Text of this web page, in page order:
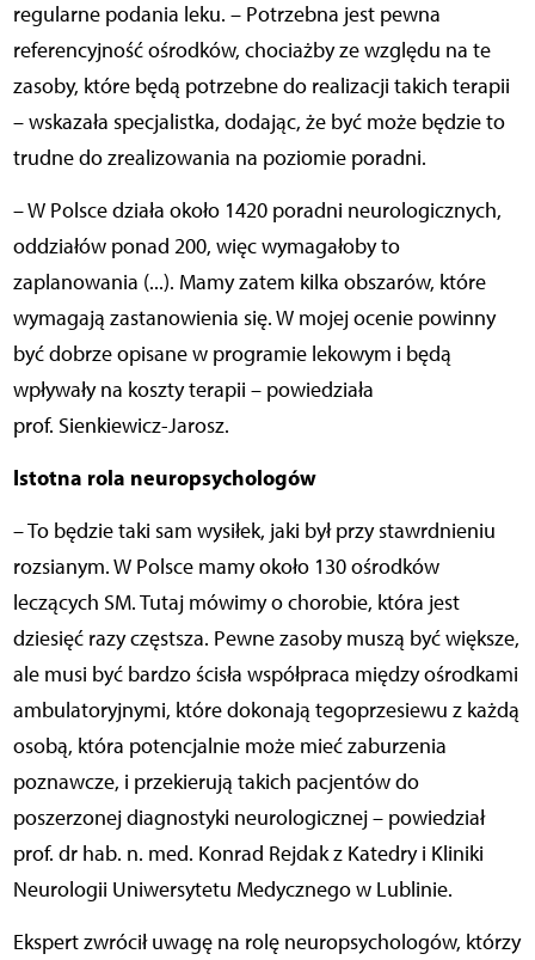
regularne podania leku. – Potrzebna jest pewna
referencyjność ośrodków, chociażby ze względu na te
zasoby, które będą potrzebne do realizacji takich terapii
– wskazała specjalistka, dodając, że być może będzie to
trudne do zrealizowania na poziomie poradni.
– W Polsce działa około 1420 poradni neurologicznych,
oddziałów ponad 200, więc wymagałoby to
zaplanowania (...). Mamy zatem kilka obszarów, które
wymagają zastanowienia się. W mojej ocenie powinny
być dobrze opisane w programie lekowym i będą
wpływały na koszty terapii – powiedziała
prof. Sienkiewicz-Jarosz.
Istotna rola neuropsychologów
– To będzie taki sam wysiłek, jaki był przy stawrdnieniu
rozsianym. W Polsce mamy około 130 ośrodków
leczących SM. Tutaj mówimy o chorobie, która jest
dziesięć razy częstsza. Pewne zasoby muszą być większe,
ale musi być bardzo ścisła współpraca między ośrodkami
ambulatoryjnymi, które dokonają tegoprzesiewu z każdą
osobą, która potencjalnie może mieć zaburzenia
poznawcze, i przekierują takich pacjentów do
poszerzonej diagnostyki neurologicznej – powiedział
prof. dr hab. n. med. Konrad Rejdak z Katedry i Kliniki
Neurologii Uniwersytetu Medycznego w Lublinie.
Ekspert zwrócił uwagę na rolę neuropsychologów, którzy